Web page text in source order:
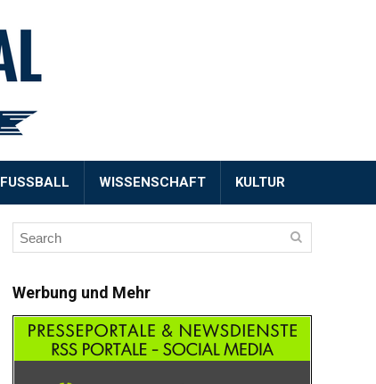
FUSSBALL WISSENSCHAFT KULTUR
Werbung und Mehr